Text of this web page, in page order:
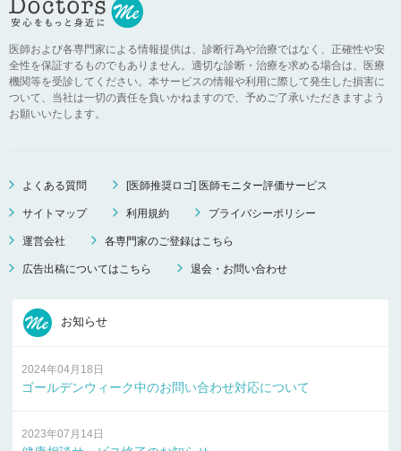
医師および各専門家による情報提供は、診断行為や治療ではなく、正確性や安
全性を保証するものでもありません。適切な診断・治療を求める場合は、医療
機関等を受診してください。本サービスの情報や利用に際して発生した損害に
ついて、当社は一切の責任を負いかねますので、予めご了承いただきますよう
お願いいたします。
よくある質問 [医師推奨ロゴ] 医師モニター評価サービス
サイトマップ 利用規約 プライバシーポリシー
運営会社 各専門家のご登録はこちら
広告出稿についてはこちら 退会・お問い合わせ
お知らせ
2024年04月18日
ゴールデンウィーク中のお問い合わせ対応について
2023年07月14日